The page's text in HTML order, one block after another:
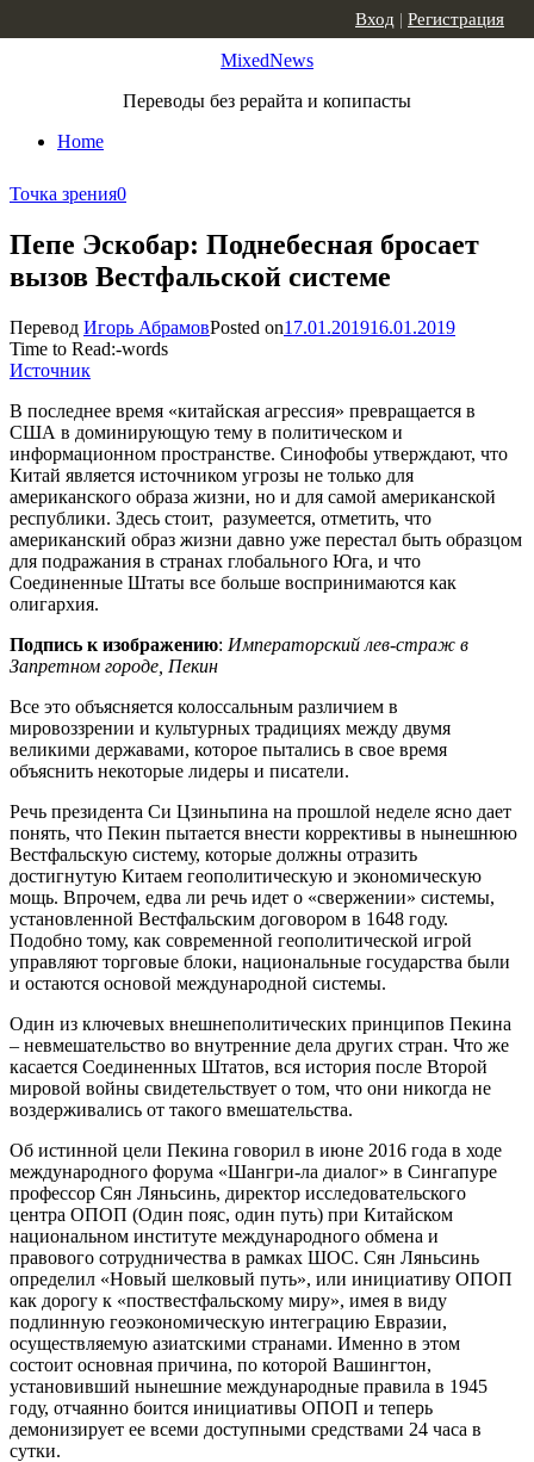
MixedNews
Переводы без рерайта и копипасты
Home
Вход | Регистрация
Точка зрения0
Пепе Эскобар: Поднебесная бросает
вызов Вестфальской системе
Перевод Игорь АбрамовPosted on17.01.201916.01.2019
Time to Read:-words
Источник
В последнее время «китайская агрессия» превращается в
США в доминирующую тему в политическом и
информационном пространстве. Синофобы утверждают, что
Китай является источником угрозы не только для
американского образа жизни, но и для самой американской
республики. Здесь стоит, разумеется, отметить, что
американский образ жизни давно уже перестал быть образцом
для подражания в странах глобального Юга, и что
Соединенные Штаты все больше воспринимаются как
олигархия.
Подпись к изображению: Императорский лев-страж в
Запретном городе, Пекин
Все это объясняется колоссальным различием в
мировоззрении и культурных традициях между двумя
великими державами, которое пытались в свое время
объяснить некоторые лидеры и писатели.
Речь президента Си Цзиньпина на прошлой неделе ясно дает
понять, что Пекин пытается внести коррективы в нынешнюю
Вестфальскую систему, которые должны отразить
достигнутую Китаем геополитическую и экономическую
мощь. Впрочем, едва ли речь идет о «свержении» системы,
установленной Вестфальским договором в 1648 году.
Подобно тому, как современной геополитической игрой
управляют торговые блоки, национальные государства были
и остаются основой международной системы.
Один из ключевых внешнеполитических принципов Пекина
– невмешательство во внутренние дела других стран. Что же
касается Соединенных Штатов, вся история после Второй
мировой войны свидетельствует о том, что они никогда не
воздерживались от такого вмешательства.
Об истинной цели Пекина говорил в июне 2016 года в ходе
международного форума «Шангри-ла диалог» в Сингапуре
профессор Сян Ляньсинь, директор исследовательского
центра ОПОП (Один пояс, один путь) при Китайском
национальном институте международного обмена и
правового сотрудничества в рамках ШОС. Сян Ляньсинь
определил «Новый шелковый путь», или инициативу ОПОП
как дорогу к «поствестфальскому миру», имея в виду
подлинную геоэкономическую интеграцию Евразии,
осуществляемую азиатскими странами. Именно в этом
состоит основная причина, по которой Вашингтон,
установивший нынешние международные правила в 1945
году, отчаянно боится инициативы ОПОП и теперь
демонизирует ее всеми доступными средствами 24 часа в
сутки.